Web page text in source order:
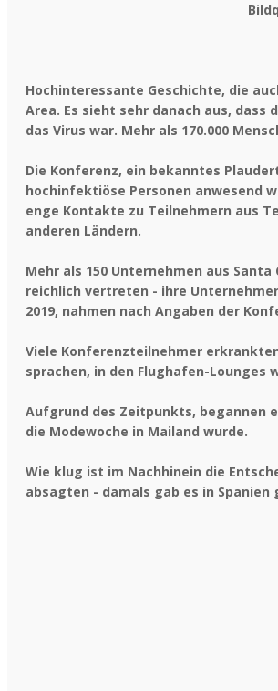
Hochinteressante Geschichte, die
Area. Es sieht sehr danach aus,
das Virus war. Mehr als 170.000
Die Konferenz, ein bekanntes
hochinfektiöse Personen anwesend
enge Kontakte zu Teilnehmern aus
anderen Ländern.
Mehr als 150 Unternehmen aus
reichlich vertreten - ihre
2019, nahmen nach Angaben der
Viele Konferenzteilnehmer
sprachen, in den Flughafen-
Aufgrund des Zeitpunkts, begannen
die Modewoche in Mailand wurde.
Wie klug ist im Nachhinein die
absagten - damals gab es in Spanien